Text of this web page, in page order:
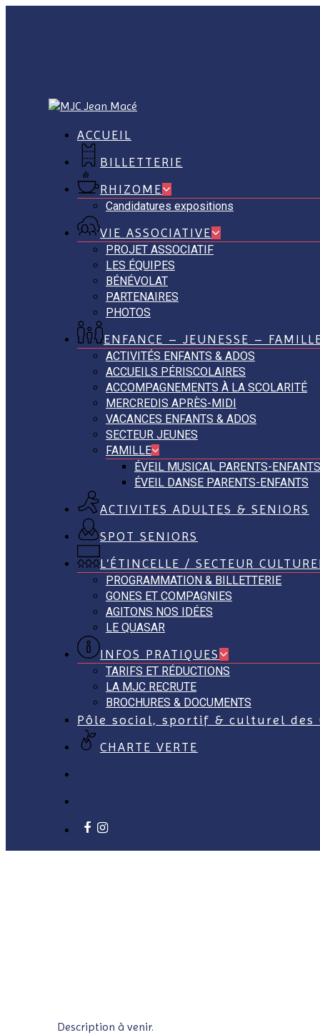
ACCUEIL
BILLETTERIE
RHIZOME
Candidatures expositions
VIE ASSOCIATIVE
PROJET ASSOCIATIF
LES ÉQUIPES
BÉNÉVOLAT
PARTENAIRES
PHOTOS
ENFANCE – JEUNESSE –
ACTIVITÉS ENFANTS & ADOS
ACCUEILS PÉRISCOLAIRES
ACCOMPAGNEMENTS À LA SCOLARITÉ
MERCREDIS APRÈS-MIDI
VACANCES ENFANTS & ADOS
SECTEUR JEUNES
FAMILLE
ÉVEIL MUSICAL PARENTS-ENFANTS
ÉVEIL DANSE PARENTS-ENFANTS
ACTIVITES ADULTES & SENIORS
SPOT SENIORS
L’ÉTINCELLE / SECTEUR
PROGRAMMATION & BILLETTERIE
GONES ET COMPAGNIES
AGITONS NOS IDÉES
LE QUASAR
INFOS PRATIQUES
TARIFS ET RÉDUCTIONS
LA MJC RECRUTE
BROCHURES & DOCUMENTS
Pôle social, sportif & culturel des
CHARTE VERTE
facebook
instagram
Description à venir.